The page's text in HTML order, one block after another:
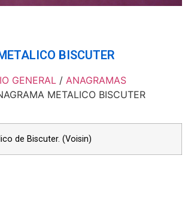
BISCUTER
GENERAL / ANAGRAMAS
METALICO BISCUTER
de Biscuter. (Voisin)